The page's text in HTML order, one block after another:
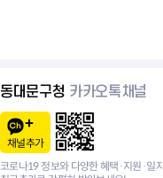
동대문구청 카카오톡채널
채널추가
코로나19 정보와 다양한 혜택·지원·일